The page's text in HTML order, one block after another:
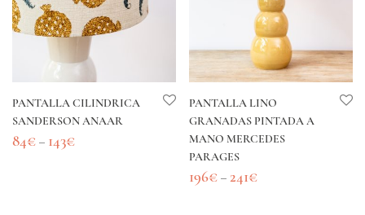
PANTALLA CILINDRICA
SANDERSON ANAAR
84€ – 143€
PANTALLA LINO
GRANADAS PINTADA A
MANO MERCEDES
PARAGES
196€ – 241€